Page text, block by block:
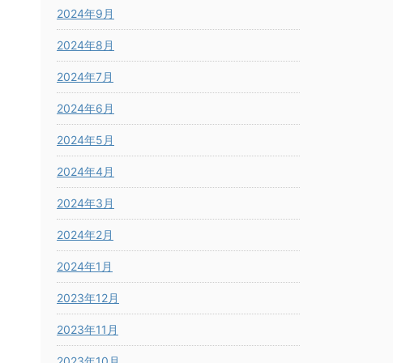
2024年9月
2024年8月
2024年7月
2024年6月
2024年5月
2024年4月
2024年3月
2024年2月
2024年1月
2023年12月
2023年11月